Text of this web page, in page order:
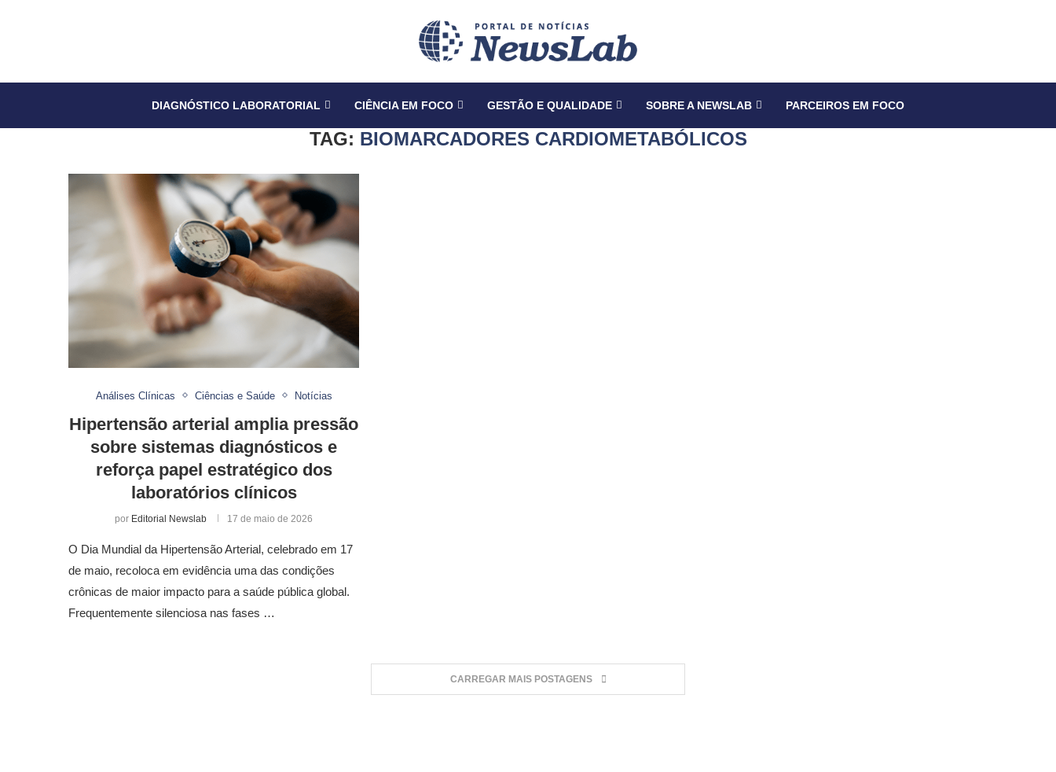
DIAGNÓSTICO LABORATORIAL CIÊNCIA EM FOCO GESTÃO E QUALIDADE SOBRE A NEWSLAB PARCEIROS EM FOCO
TAG: BIOMARCADORES CARDIOMETABÓLICOS
Análises Clínicas Ciências e Saúde Notícias
Hipertensão arterial amplia pressão
sobre sistemas diagnósticos e
reforça papel estratégico dos
laboratórios clínicos
por Editorial Newslab 17 de maio de 2026
O Dia Mundial da Hipertensão Arterial, celebrado em 17
de maio, recoloca em evidência uma das condições
crônicas de maior impacto para a saúde pública global.
Frequentemente silenciosa nas fases …
CARREGAR MAIS POSTAGENS